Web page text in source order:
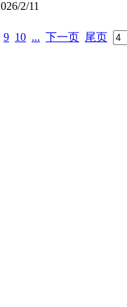
2/11
9 10 ... 下一页 尾页